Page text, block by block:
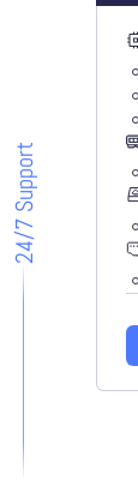
24/7 Support